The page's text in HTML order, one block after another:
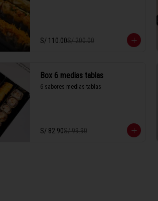
S/ 110.00S/ 200.00
Box 6 medias tablas
6 sabores medias tablas
S/ 82.90S/ 99.90